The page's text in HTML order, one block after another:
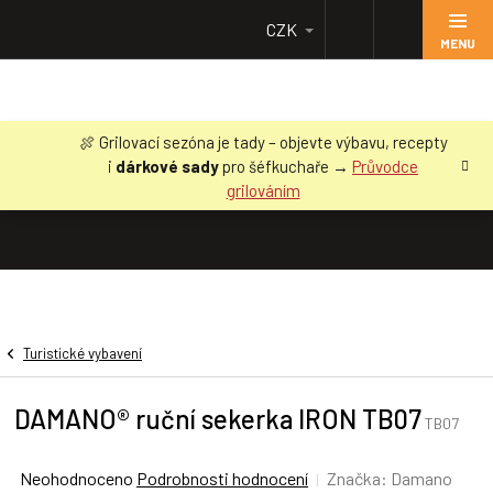
obsah
🍖 Grilovací sezóna je tady – objevte výbavu, recepty
i dárkové sadypro šéfkuchaře → Průvodce
grilováním
CZK
Turistické vybavení
DAMANO® ruční sekerka IRON TB07TB07
Průměrné
Neohodnoceno Podrobnosti hodnocení Značka: Damano